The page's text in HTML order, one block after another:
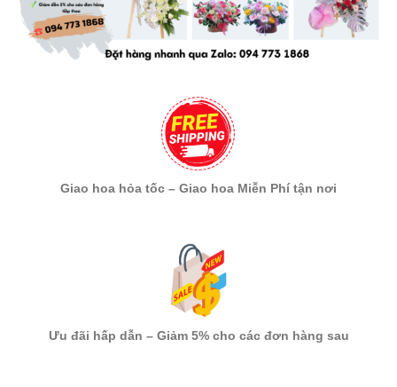
Giao hoa hỏa tốc – Giao hoa Miễn Phí tận nơi
Ưu đãi hấp dẫn – Giảm 5% cho các đơn hàng sau